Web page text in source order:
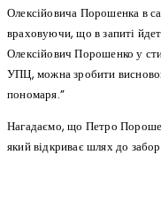
Олексійовича Порошенка в
враховуючи, що в запиті
Олексійович Порошенко у
УПЦ, можна зробити
пономаря.”
Нагадаємо, що Петро
який відкриває шлях до